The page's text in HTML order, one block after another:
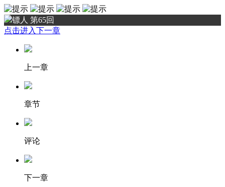
镖人 第65回
点击进入下一章
上一章
章节
评论
下一章